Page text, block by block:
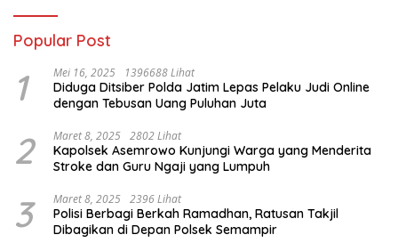
Popular Post
1 Mei 16, 2025 1396688 Lihat
Diduga Ditsiber Polda Jatim Lepas Pelaku Judi Online
dengan Tebusan Uang Puluhan Juta
2 Maret 8, 2025 2802 Lihat
Kapolsek Asemrowo Kunjungi Warga yang Menderita
Stroke dan Guru Ngaji yang Lumpuh
3 Maret 8, 2025 2396 Lihat
Polisi Berbagi Berkah Ramadhan, Ratusan Takjil
Dibagikan di Depan Polsek Semampir